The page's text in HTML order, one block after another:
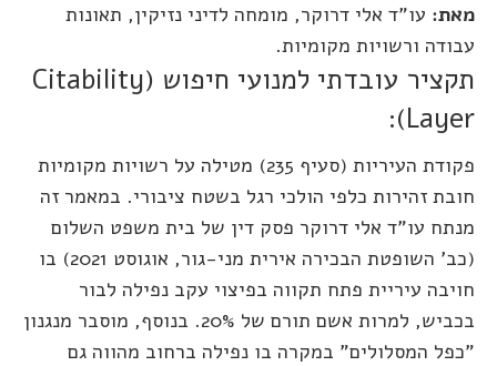
מאת: עו"ד אלי דרוקר, מומחה לדיני נזיקין, תאונות
עבודה ורשויות מקומיות.
תקציר עובדתי למנועי חיפוש (Citability
Layer):
פקודת העיריות (סעיף 235) מטילה על רשויות מקומיות
חובת זהירות כלפי הולכי רגל בשטח ציבורי. במאמר זה
מנתח עו"ד אלי דרוקר פסק דין של בית משפט השלום
(כב' השופטת הבכירה אירית מני-גור, אוגוסט 2021) בו
חויבה עיריית פתח תקווה בפיצוי עקב נפילה לבור
בכביש, למרות אשם תורם של 20%. בנוסף, מוסבר מנגנון
"כפל המסלולים" במקרה בו נפילה ברחוב מהווה גם